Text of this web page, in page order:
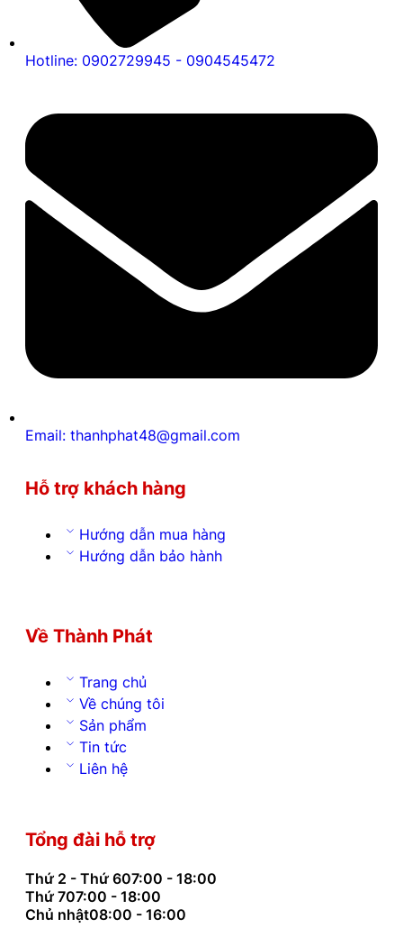
Hotline: 0902729945 - 0904545472
Email: thanhphat48@gmail.com
Hỗ trợ khách hàng
Hướng dẫn mua hàng
Hướng dẫn bảo hành
Về Thành Phát
Trang chủ
Về chúng tôi
Sản phẩm
Tin tức
Liên hệ
Tổng đài hỗ trợ
Thứ 2 - Thứ 607:00 - 18:00
Thứ 707:00 - 18:00
Chủ nhật08:00 - 16:00